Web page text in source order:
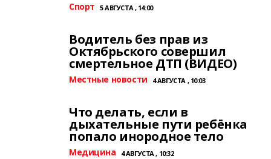
Спорт 5 АВГУСТА , 14:00
Водитель без прав из
Октябрьского совершил
смертельное ДТП (ВИДЕО)
Местные новости 4 АВГУСТА , 10:03
Что делать, если в
дыхательные пути ребёнка
попало инородное тело
Медицина 4 АВГУСТА , 10:32